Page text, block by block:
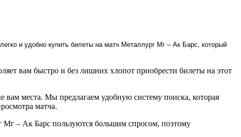
и удобно купить билеты на матч Металлург Мг – Ак Барс, который
вам быстро и без лишних хлопот приобрести билеты на этот
места. Мы предлагаем удобную систему поиска, которая
матча.
Мг – Ак Барс пользуются большим спросом, поэтому